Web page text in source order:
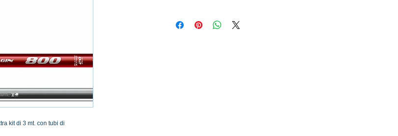
kit di 3 mt. con tubi di